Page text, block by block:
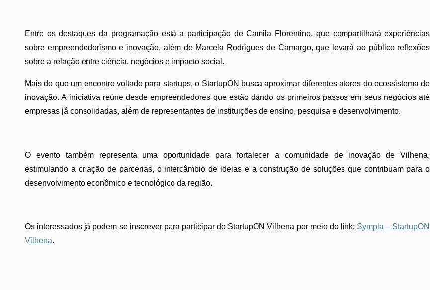
Entre os destaques da programação está a participação de Camila Florentino, que compartilhará experiências
sobre empreendedorismo e inovação, além de Marcela Rodrigues de Camargo, que levará ao público reflexões
sobre a relação entre ciência, negócios e impacto social.
Mais do que um encontro voltado para startups, o StartupON busca aproximar diferentes atores do ecossistema de
inovação. A iniciativa reúne desde empreendedores que estão dando os primeiros passos em seus negócios até
empresas já consolidadas, além de representantes de instituições de ensino, pesquisa e desenvolvimento.
O evento também representa uma oportunidade para fortalecer a comunidade de inovação de Vilhena,
estimulando a criação de parcerias, o intercâmbio de ideias e a construção de soluções que contribuam para o
desenvolvimento econômico e tecnológico da região.
Os interessados já podem se inscrever para participar do StartupON Vilhena por meio do link: Sympla – StartupON
Vilhena.